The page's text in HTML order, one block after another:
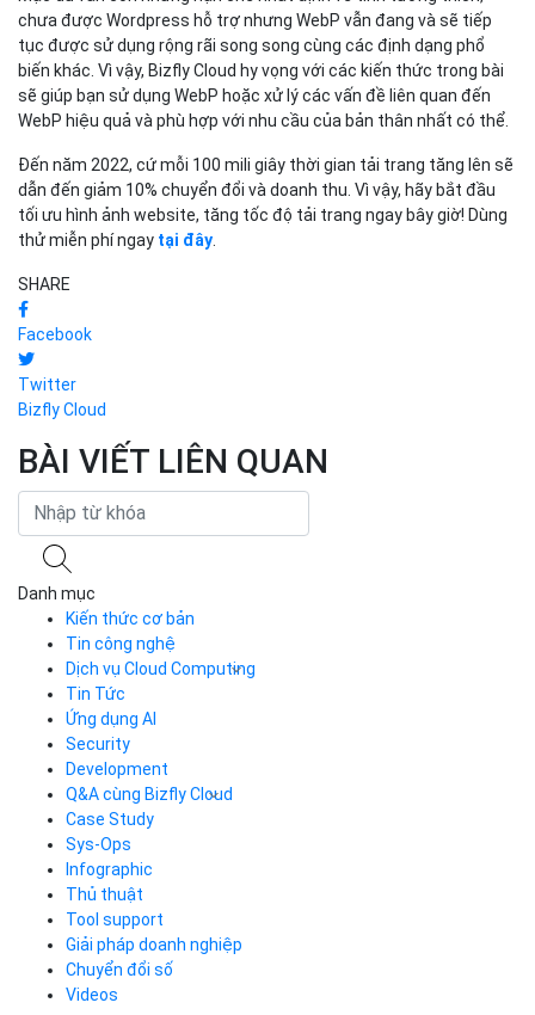
chưa được Wordpress hỗ trợ nhưng WebP vẫn đang và sẽ tiếp
tục được sử dụng rộng rãi song song cùng các định dạng phổ
biến khác. Vì vậy, Bizfly Cloud hy vọng với các kiến thức trong bài
sẽ giúp bạn sử dụng WebP hoặc xử lý các vấn đề liên quan đến
WebP hiệu quả và phù hợp với nhu cầu của bản thân nhất có thể.
Đến năm 2022, cứ mỗi 100 mili giây thời gian tải trang tăng lên sẽ
dẫn đến giảm 10% chuyển đổi và doanh thu. Vì vậy, hãy bắt đầu
tối ưu hình ảnh website, tăng tốc độ tải trang ngay bây giờ! Dùng
thử miễn phí ngay tại đây
SHARE
Facebook
Twitter
Bizfly Cloud
BÀI VIẾT LIÊN QUAN
Danh mục
Kiến thức cơ bản
Tin công nghệ
Dịch vụ Cloud Computing
Cloud Server
CDN
Load Balancer
Auto Scaling
Container Registry
Kubernetes
Cloud Database
Call Center
Business Email
Simple Storage
VPN
Traffic Manager
Cloud VPS
Tin Tức
Ứng dụng AI
Security
Development
Q&A cùng Bizfly Cloud
Q&A về Bizfly Cloud Server
Thao tác kết nối tới server
Videos
Q&A về Bizfly Business Email
Videos
Case Study
Sys-Ops
Infographic
Thủ thuật
Tool support
Giải pháp doanh nghiệp
Chuyển đổi số
Videos